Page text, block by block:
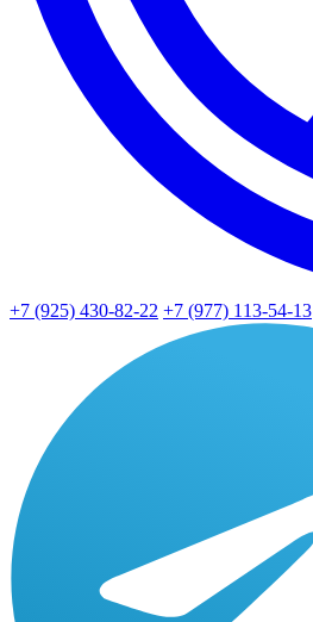
+7 (925) 430-82-22 +7 (977) 113-54-13